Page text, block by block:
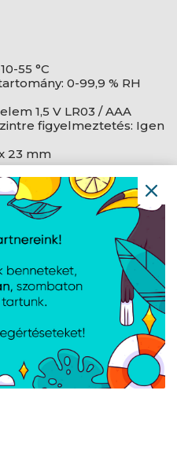
55 °C
0-99,9 % RH
1,5 V LR03 / AAA
figyelmeztetés: Igen
23 mm